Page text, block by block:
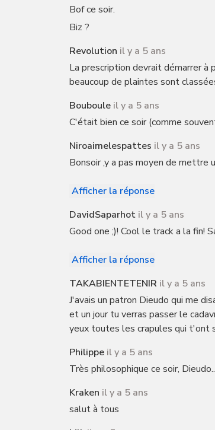
Bof ce soir.
Biz ?
Revolution il y a 5 ans
La prescription devrait démarrer
beaucoup de plaintes sont
Bouboule il y a 5 ans
C'était bien ce soir (comme
Niroaimelespattes il y a 5 ans
Bonsoir ,y a pas moyen de mettre
Afficher la réponse
DavidSaparhot il y a 5 ans
Good one ;)! Cool le track a la fin!
Afficher la réponse
TAKABIENTETENIR il y a 5 ans
J'avais un patron Dieudo qui me
et un jour tu verras passer le
yeux toutes les crapules qui t'ont
Philippe il y a 5 ans
Très philosophique ce soir,
Kraken il y a 5 ans
salut à tous